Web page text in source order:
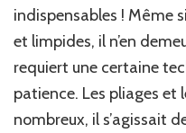
indispensables ! Même
et limpides, il n’en
requiert une certaine
patience. Les pliages et
nombreux, il s’agissait